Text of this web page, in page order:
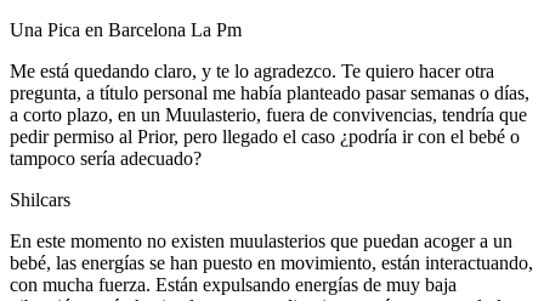
Una Pica en Barcelona La Pm
Me está quedando claro, y te lo agradezco. Te quiero hacer otra
pregunta, a título personal me había planteado pasar semanas o días,
a corto plazo, en un Muulasterio, fuera de convivencias, tendría que
pedir permiso al Prior, pero llegado el caso ¿podría ir con el bebé o
tampoco sería adecuado?
Shilcars
En este momento no existen muulasterios que puedan acoger a un
bebé, las energías se han puesto en movimiento, están interactuando,
con mucha fuerza. Están expulsando energías de muy baja